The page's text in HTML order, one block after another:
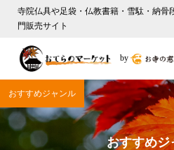
寺院仏具や足袋・仏教書籍・雪駄・納骨
門販売サイト
by
おすすめジ
おすすめジャンル